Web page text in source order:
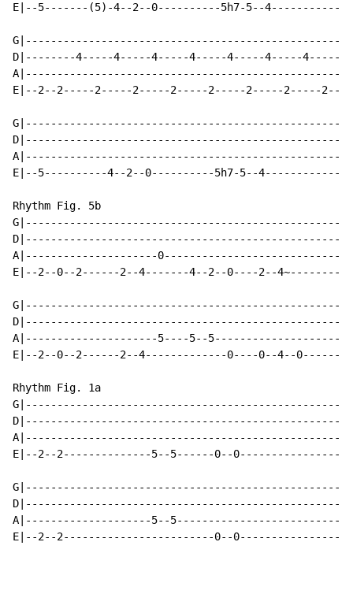
E|--5-------(5)-4--2--0----------5h7-5--4-----------|
G|--------------------------------------------------|
D|--------4-----4-----4-----4-----4-----4-----4-----|
A|--------------------------------------------------|
E|--2--2-----2-----2-----2-----2-----2-----2-----2--|
G|--------------------------------------------------|
D|--------------------------------------------------|
A|--------------------------------------------------|
E|--5----------4--2--0----------5h7-5--4------------|
Rhythm Fig. 5b
G|--------------------------------------------------|
D|--------------------------------------------------|
A|---------------------0----------------------------|
E|--2--0--2------2--4-------4--2--0----2--4~--------|
G|--------------------------------------------------|
D|--------------------------------------------------|
A|---------------------5----5--5--------------------|
E|--2--0--2------2--4-------------0----0--4--0------|
Rhythm Fig. 1a
G|--------------------------------------------------|
D|--------------------------------------------------|
A|--------------------------------------------------|
E|--2--2--------------5--5------0--0----------------|
G|--------------------------------------------------|
D|--------------------------------------------------|
A|--------------------5--5--------------------------|
E|--2--2------------------------0--0----------------|